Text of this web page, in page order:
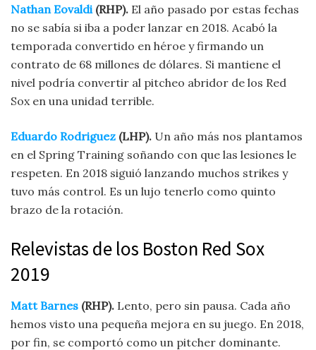
Nathan Eovaldi(RHP). El año pasado por estas fechas
no se sabía si iba a poder lanzar en 2018. Acabó la
temporada convertido en héroe y firmando un
contrato de 68 millones de dólares. Si mantiene el
nivel podría convertir al pitcheo abridor de los Red
Sox en una unidad terrible.
Eduardo Rodriguez (LHP). Un año más nos plantamos
en el Spring Training soñando con que las lesiones le
respeten. En 2018 siguió lanzando muchos strikes y
tuvo más control. Es un lujo tenerlo como quinto
brazo de la rotación.
Relevistas de los Boston Red Sox
2019
Matt Barnes (RHP). Lento, pero sin pausa. Cada año
hemos visto una pequeña mejora en su juego. En 2018,
por fin, se comportó como un pitcher dominante.